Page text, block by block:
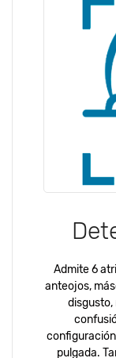
Admite 6
anteojos,
disgusto,
pulgada.